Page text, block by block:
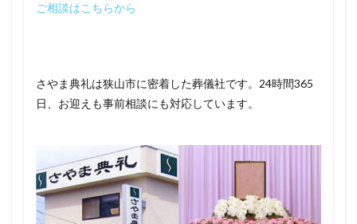
ご相談はこちらから
さやま典礼は狭山市に密着した葬儀社です。24時間365
日、お迎えも事前相談にも対応しています。